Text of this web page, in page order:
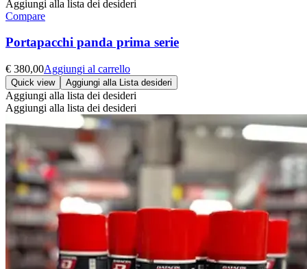
Aggiungi alla lista dei desideri
Compare
Portapacchi panda prima serie
€ 380,00Aggiungi al carrello
Quick view Aggiungi alla Lista desideri
Aggiungi alla lista dei desideri
Aggiungi alla lista dei desideri